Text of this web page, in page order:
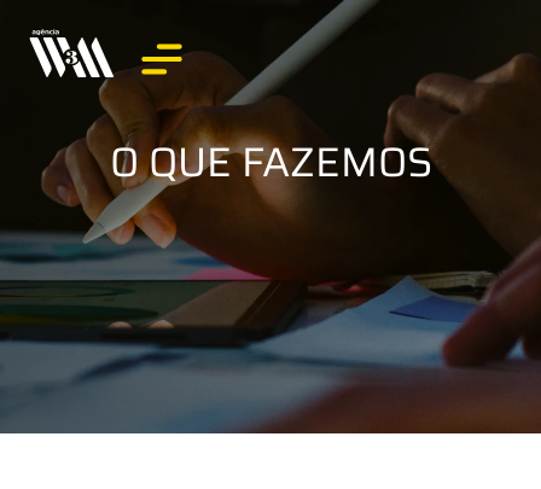
O QUE FAZEMOS